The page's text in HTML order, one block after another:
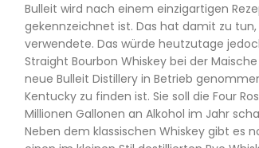
Bulleit wird nach einem einzigartigen
gekennzeichnet ist. Das hat damit zu
verwendete. Das würde heutzutage
Straight Bourbon Whiskey bei der
neue Bulleit Distillery in Betrieb
Kentucky zu finden ist. Sie soll die Four
Millionen Gallonen an Alkohol im Jahr
Neben dem klassischen Whiskey gibt es